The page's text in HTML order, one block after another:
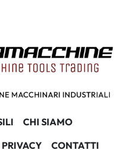
CHI SIAMO
PRIVACY CONTATTI